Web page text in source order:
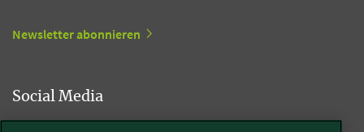
Newsletter abonnieren
Social Media